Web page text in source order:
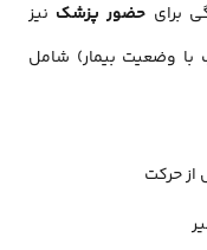
برای حضور پزشک نیز
با وضعیت بیمار) شامل
از حرکت